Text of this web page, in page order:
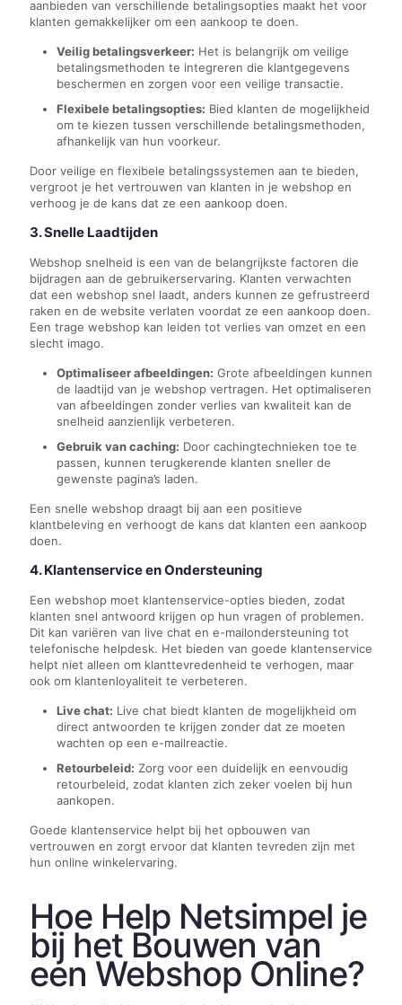
aanbieden van verschillende betalingsopties maakt het voor
klanten gemakkelijker om een aankoop te doen.
Veilig betalingsverkeer: Het is belangrijk om veilige
betalingsmethoden te integreren die klantgegevens
beschermen en zorgen voor een veilige transactie.
Flexibele betalingsopties: Bied klanten de mogelijkheid
om te kiezen tussen verschillende betalingsmethoden,
afhankelijk van hun voorkeur.
Door veilige en flexibele betalingssystemen aan te bieden,
vergroot je het vertrouwen van klanten in je webshop en
verhoog je de kans dat ze een aankoop doen.
3. Snelle Laadtijden
Webshop snelheid is een van de belangrijkste factoren die
bijdragen aan de gebruikerservaring. Klanten verwachten
dat een webshop snel laadt, anders kunnen ze gefrustreerd
raken en de website verlaten voordat ze een aankoop doen.
Een trage webshop kan leiden tot verlies van omzet en een
slecht imago.
Optimaliseer afbeeldingen: Grote afbeeldingen kunnen
de laadtijd van je webshop vertragen. Het optimaliseren
van afbeeldingen zonder verlies van kwaliteit kan de
snelheid aanzienlijk verbeteren.
Gebruik van caching: Door cachingtechnieken toe te
passen, kunnen terugkerende klanten sneller de
gewenste pagina’s laden.
Een snelle webshop draagt bij aan een positieve
klantbeleving en verhoogt de kans dat klanten een aankoop
doen.
4. Klantenservice en Ondersteuning
Een webshop moet klantenservice-opties bieden, zodat
klanten snel antwoord krijgen op hun vragen of problemen.
Dit kan variëren van live chat en e-mailondersteuning tot
telefonische helpdesk. Het bieden van goede klantenservice
helpt niet alleen om klanttevredenheid te verhogen, maar
ook om klantenloyaliteit te verbeteren.
Live chat: Live chat biedt klanten de mogelijkheid om
direct antwoorden te krijgen zonder dat ze moeten
wachten op een e-mailreactie.
Retourbeleid: Zorg voor een duidelijk en eenvoudig
retourbeleid, zodat klanten zich zeker voelen bij hun
aankopen.
Goede klantenservice helpt bij het opbouwen van
vertrouwen en zorgt ervoor dat klanten tevreden zijn met
hun online winkelervaring.
Hoe Help Netsimpel je
bij het Bouwen van
een Webshop Online?